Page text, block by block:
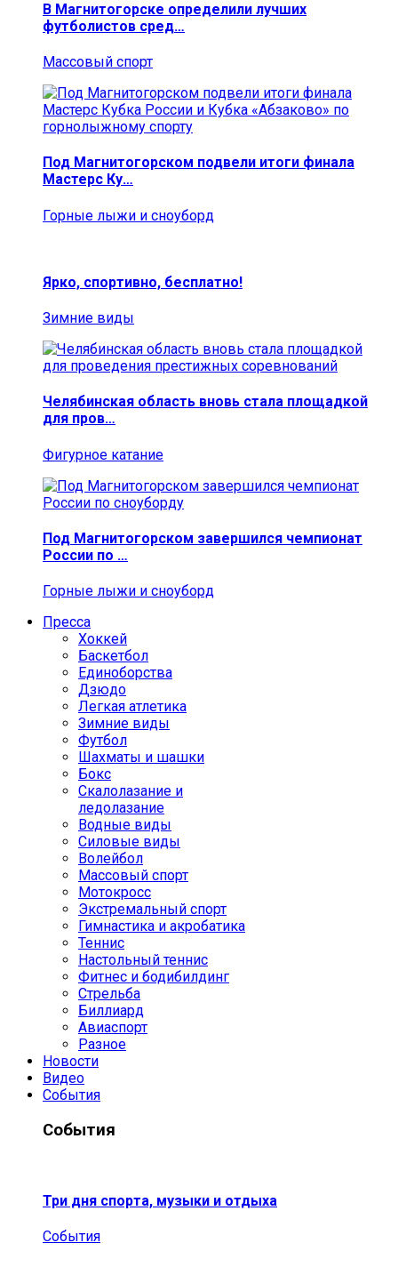
В Магнитогорске определили лучших
футболистов сред…
Массовый спорт
Под Магнитогорском подвели итоги финала
Мастерс Ку…
Горные лыжи и сноуборд
Ярко, спортивно, бесплатно!
Зимние виды
Челябинская область вновь стала площадкой
для пров…
Фигурное катание
Под Магнитогорском завершился чемпионат
России по …
Горные лыжи и сноуборд
Пресса
Хоккей
Баскетбол
Единоборства
Дзюдо
Легкая атлетика
Зимние виды
Футбол
Шахматы и шашки
Бокс
Скалолазание и
ледолазание
Водные виды
Силовые виды
Волейбол
Массовый спорт
Мотокросс
Экстремальный спорт
Гимнастика и акробатика
Теннис
Настольный теннис
Фитнес и бодибилдинг
Стрельба
Биллиард
Авиаспорт
Разное
Новости
Видео
События
События
Три дня спорта, музыки и отдыха
События